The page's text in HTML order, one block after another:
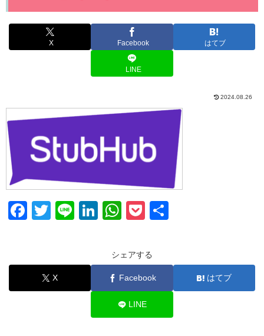
X Facebook はてブ
LINE
2024.08.26
F
e
b
T
er
Li
Li
e
dI
W
at
s
A
p
p
P
ck
et
シェアする
X Facebook はてブ
LINE